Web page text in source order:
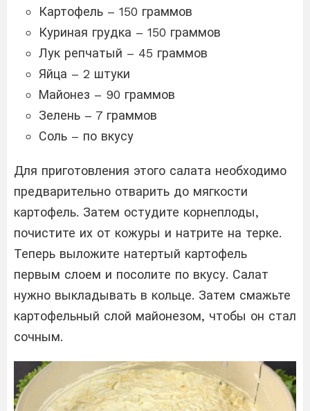
Картофель – 150 граммов
Куриная грудка – 150 граммов
Лук репчатый – 45 граммов
Яйца – 2 штуки
Майонез – 90 граммов
Зелень – 7 граммов
Соль – по вкусу
Для приготовления этого салата необходимо
предварительно отварить до мягкости
картофель. Затем остудите корнеплоды,
почистите их от кожуры и натрите на терке.
Теперь выложите натертый картофель
первым слоем и посолите по вкусу. Салат
нужно выкладывать в кольце. Затем смажьте
картофельный слой майонезом, чтобы он стал
сочным.